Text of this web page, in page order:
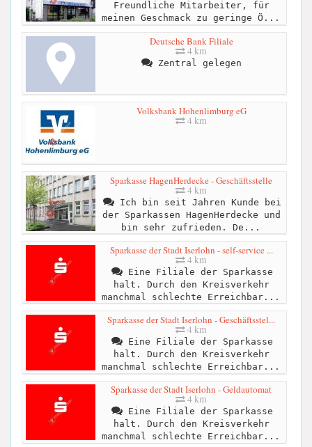
Freundliche Mitarbeiter, für
meinen Geschmack zu geringe Ö...
Deutsche Bank Filiale
4 km
Zentral gelegen
Volksbank Hohenlimburg eG
4 km
Sparkasse HagenHerdecke - Geschäftsstelle
4 km
Ich bin seit Jahren Kunde bei
der Sparkassen HagenHerdecke und
bin sehr zufrieden. De...
Sparkasse der Stadt Iserlohn - self-service ...
4 km
Eine Filiale der Sparkasse
halt. Durch den Kreisverkehr
manchmal schlechte Erreichbar...
Sparkasse der Stadt Iserlohn - Geschäftsstel...
4 km
Eine Filiale der Sparkasse
halt. Durch den Kreisverkehr
manchmal schlechte Erreichbar...
Sparkasse der Stadt Iserlohn - Geldautomat
4 km
Eine Filiale der Sparkasse
halt. Durch den Kreisverkehr
manchmal schlechte Erreichbar...